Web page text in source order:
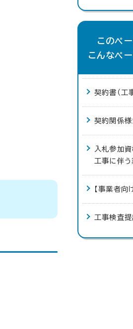
このペ
こんなペ
契約書（工
契約関係
入札参加資
工事に伴う
【事業者向
工事検査